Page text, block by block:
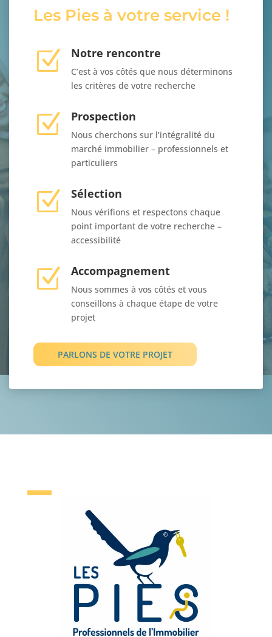
Les Pies à votre service !
Z Notre rencontre
C’est à vos côtés que nous déterminons
les critères de votre recherche
Z Prospection
Nous cherchons sur l’intégralité du
marché immobilier – professionnels et
particuliers
Z Sélection
Nous vérifions et respectons chaque
point important de votre recherche –
accessibilité
Z Accompagnement
Nous sommes à vos côtés et vous
conseillons à chaque étape de votre
projet
PARLONS DE VOTRE PROJET